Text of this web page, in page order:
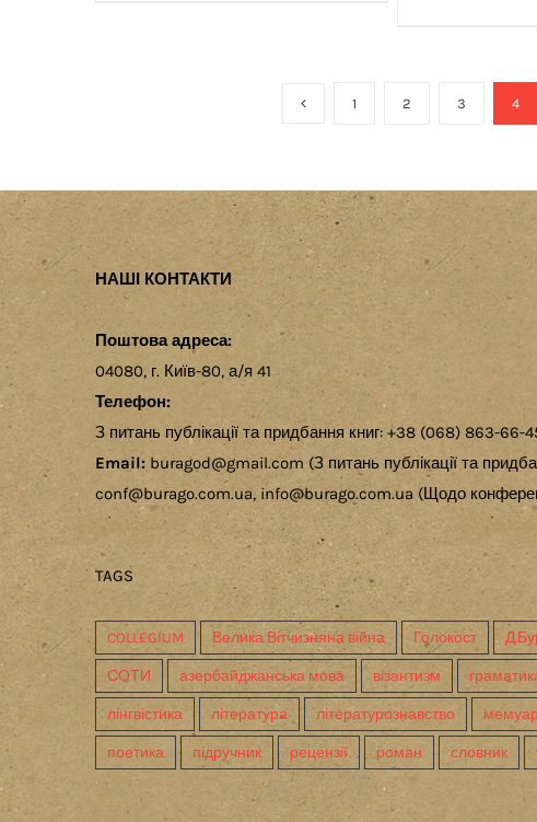
1 2 3 4
НАШІ КОНТАКТИ
Поштова адреса:
04080, г. Київ-80, а/я 41
Телефон:
З питань публікації та придбання книг: +38 (068) 863-66-
Email: buragod@gmail.com (З питань публікації та
conf@burago.com.ua, info@burago.com.ua (Щодо
TAGS
COLLEGIUM Велика Вітчизняна війна Голокост
СОТИ азербайджанська мова візантизм
лінгвістика література літературознавство
поетика підручник рецензії роман словник